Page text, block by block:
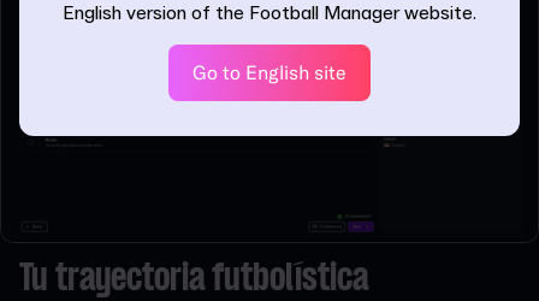
Tu trayectoria futbolística
English version of the Football Manager website.
Go to English site